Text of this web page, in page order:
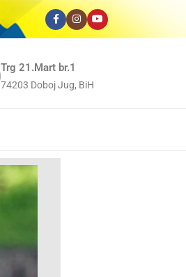
Trg 21.Mart br.1
74203 Doboj Jug, BiH